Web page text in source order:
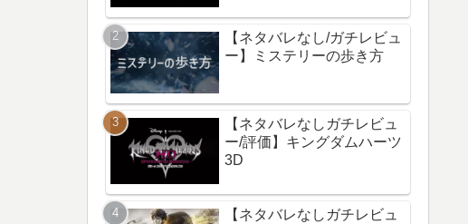
【ネタバレなし/ガチレビュ
ー】ミステリーの歩き方
【ネタバレなしガチレビュ
ー/評価】キングダムハーツ
3D
【ネタバレなしガチレビュ